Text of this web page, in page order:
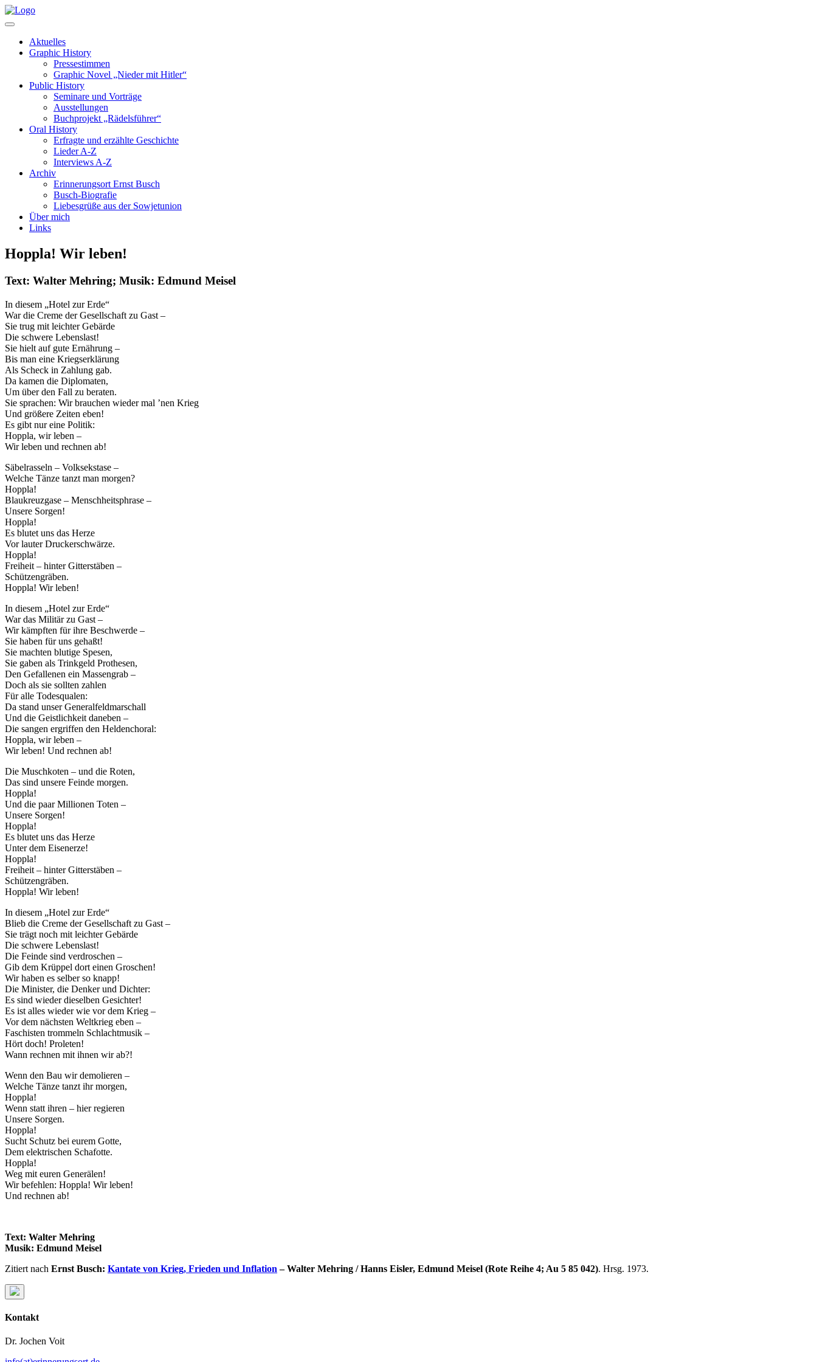
Aktuelles
Graphic History
Pressestimmen
Graphic Novel „Nieder mit Hitler“
Public History
Seminare und Vorträge
Ausstellungen
Buchprojekt „Rädelsführer“
Oral History
Erfragte und erzählte Geschichte
Lieder A-Z
Interviews A-Z
Archiv
Erinnerungsort Ernst Busch
Busch-Biografie
Liebesgrüße aus der Sowjetunion
Über mich
Links
Hoppla! Wir leben!
Text: Walter Mehring; Musik: Edmund Meisel
In diesem „Hotel zur Erde“
War die Creme der Gesellschaft zu Gast –
Sie trug mit leichter Gebärde
Die schwere Lebenslast!
Sie hielt auf gute Ernährung –
Bis man eine Kriegserklärung
Als Scheck in Zahlung gab.
Da kamen die Diplomaten,
Um über den Fall zu beraten.
Sie sprachen: Wir brauchen wieder mal ’nen Krieg
Und größere Zeiten eben!
Es gibt nur eine Politik:
Hoppla, wir leben –
Wir leben und rechnen ab!
Säbelrasseln – Volksekstase –
Welche Tänze tanzt man morgen?
Hoppla!
Blaukreuzgase – Menschheitsphrase –
Unsere Sorgen!
Hoppla!
Es blutet uns das Herze
Vor lauter Druckerschwärze.
Hoppla!
Freiheit – hinter Gitterstäben –
Schützengräben.
Hoppla! Wir leben!
In diesem „Hotel zur Erde“
War das Militär zu Gast –
Wir kämpften für ihre Beschwerde –
Sie haben für uns gehaßt!
Sie machten blutige Spesen,
Sie gaben als Trinkgeld Prothesen,
Den Gefallenen ein Massengrab –
Doch als sie sollten zahlen
Für alle Todesqualen:
Da stand unser Generalfeldmarschall
Und die Geistlichkeit daneben –
Die sangen ergriffen den Heldenchoral:
Hoppla, wir leben –
Wir leben! Und rechnen ab!
Die Muschkoten – und die Roten,
Das sind unsere Feinde morgen.
Hoppla!
Und die paar Millionen Toten –
Unsere Sorgen!
Hoppla!
Es blutet uns das Herze
Unter dem Eisenerze!
Hoppla!
Freiheit – hinter Gitterstäben –
Schützengräben.
Hoppla! Wir leben!
In diesem „Hotel zur Erde“
Blieb die Creme der Gesellschaft zu Gast –
Sie trägt noch mit leichter Gebärde
Die schwere Lebenslast!
Die Feinde sind verdroschen –
Gib dem Krüppel dort einen Groschen!
Wir haben es selber so knapp!
Die Minister, die Denker und Dichter:
Es sind wieder dieselben Gesichter!
Es ist alles wieder wie vor dem Krieg –
Vor dem nächsten Weltkrieg eben –
Faschisten trommeln Schlachtmusik –
Hört doch! Proleten!
Wann rechnen mit ihnen wir ab?!
Wenn den Bau wir demolieren –
Welche Tänze tanzt ihr morgen,
Hoppla!
Wenn statt ihren – hier regieren
Unsere Sorgen.
Hoppla!
Sucht Schutz bei eurem Gotte,
Dem elektrischen Schafotte.
Hoppla!
Weg mit euren Generälen!
Wir befehlen: Hoppla! Wir leben!
Und rechnen ab!
Text: Walter Mehring
Musik: Edmund Meisel
Zitiert nach Ernst Busch: Kantate von Krieg, Frieden und Inflation – Walter Mehring / Hanns Eisler, Edmund Meisel (Rote Reihe 4; Au 5 85 042). Hrsg. 1973.
Kontakt
Dr. Jochen Voit